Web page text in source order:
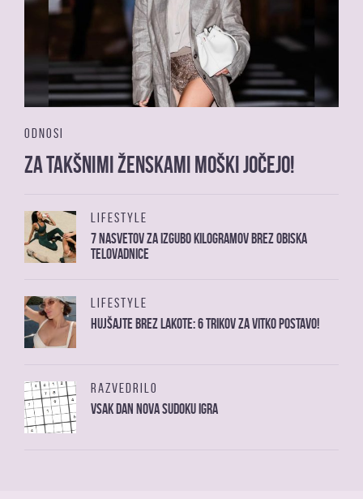
ODNOSI
Za takšnimi ženskami moški jočejo!
LIFESTYLE
7 nasvetov za izgubo kilogramov brez obiska
telovadnice
LIFESTYLE
Hujšajte brez lakote: 6 trikov za vitko postavo!
RAZVEDRILO
Vsak dan nova sudoku igra